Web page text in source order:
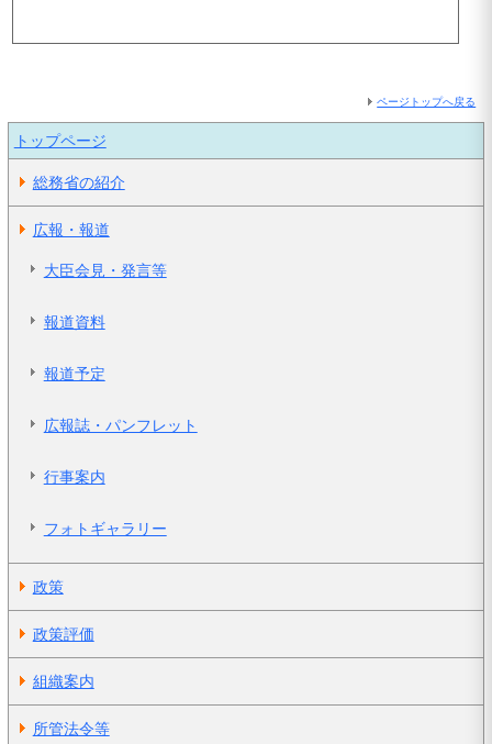
ページトップへ戻る
トップページ
総務省の紹介
広報・報道
大臣会見・発言等
報道資料
報道予定
広報誌・パンフレット
行事案内
フォトギャラリー
政策
政策評価
組織案内
所管法令等